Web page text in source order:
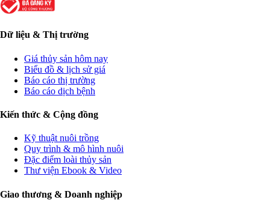
Dữ liệu & Thị trường
Giá thủy sản hôm nay
Biểu đồ & lịch sử giá
Báo cáo thị trường
Báo cáo dịch bệnh
Kiến thức & Cộng đồng
Kỹ thuật nuôi trồng
Quy trình & mô hình nuôi
Đặc điểm loài thủy sản
Thư viện Ebook & Video
Giao thương & Doanh nghiệp